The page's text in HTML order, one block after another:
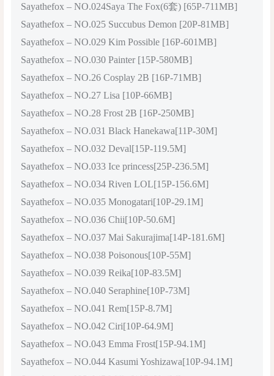
Sayathefox – NO.024Saya The Fox(6套) [65P-711MB]
Sayathefox – NO.025 Succubus Demon [20P-81MB]
Sayathefox – NO.029 Kim Possible [16P-601MB]
Sayathefox – NO.030 Painter [15P-580MB]
Sayathefox – NO.26 Cosplay 2B [16P-71MB]
Sayathefox – NO.27 Lisa [10P-66MB]
Sayathefox – NO.28 Frost 2B [16P-250MB]
Sayathefox – NO.031 Black Hanekawa[11P-30M]
Sayathefox – NO.032 Deval[15P-119.5M]
Sayathefox – NO.033 Ice princess[25P-236.5M]
Sayathefox – NO.034 Riven LOL[15P-156.6M]
Sayathefox – NO.035 Monogatari[10P-29.1M]
Sayathefox – NO.036 Chii[10P-50.6M]
Sayathefox – NO.037 Mai Sakurajima[14P-181.6M]
Sayathefox – NO.038 Poisonous[10P-55M]
Sayathefox – NO.039 Reika[10P-83.5M]
Sayathefox – NO.040 Seraphine[10P-73M]
Sayathefox – NO.041 Rem[15P-8.7M]
Sayathefox – NO.042 Ciri[10P-64.9M]
Sayathefox – NO.043 Emma Frost[15P-94.1M]
Sayathefox – NO.044 Kasumi Yoshizawa[10P-94.1M]